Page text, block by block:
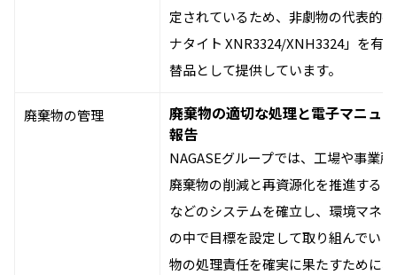
定されているため、非劇物の代表的
ナタイト XNR3324/XNH3324」を有
替品として提供しています。
廃棄物の管理
廃棄物の適切な処理と電子マニュ
報告
NAGASEグループでは、工場や事業
廃棄物の削減と再資源化を推進する
などのシステムを確立し、環境マネ
の中で目標を設定して取り組んでい
物の処理責任を確実に果たすために